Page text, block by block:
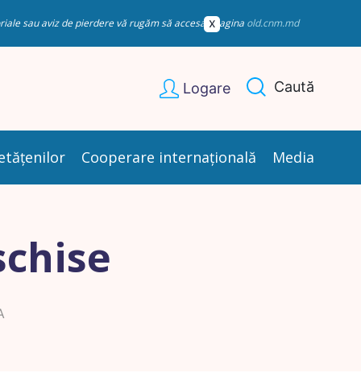
sau aviz de pierdere vă rugăm să accesați pagina old.cnm.md
Logare Caută
Cooperare internațională Media